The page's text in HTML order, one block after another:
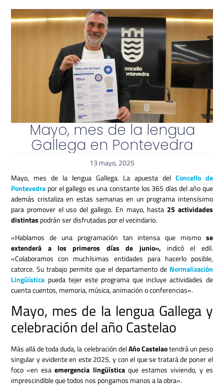
Mayo, mes de la lengua
Gallega en Pontevedra
13 mayo, 2025
Mayo, mes de la lengua Gallega. La apuesta del Concello de
Pontevedra por el gallego es una constante los 365 días del año que
además cristaliza en estas semanas en un programa intensísimo
para promover el uso del gallego. En mayo, hasta 25 actividades
distintas podrán ser disfrutadas por el vecindario.
«Hablamos de una programación tan intensa que mismo se
extenderá a los primeros días de junio», indicó el edil.
«Colaboramos con muchísimas entidades para hacerlo posible,
catorce. Su trabajo permite que el departamento de Normalización
Lingüística pueda tejer este programa que incluye actividades de
cuenta cuentos, memoria, música, animación o conferencias».
Mayo, mes de la lengua Gallega y
celebración del año Castelao
Más allá de toda duda, la celebración delAño Castelaotendrá un peso
singular y evidente en este 2025, y con el que se tratará de poner el
foco «en esa emergencia lingüística que estamos viviendo, y es
imprescindible que todos nos pongamos manos a la obra».